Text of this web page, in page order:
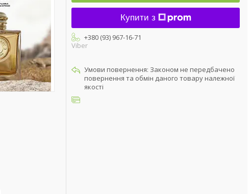
Купити з
+380 (93) 967-16-71
Viber
Законом не передбачено
повернення та обмін даного товару належної
якості